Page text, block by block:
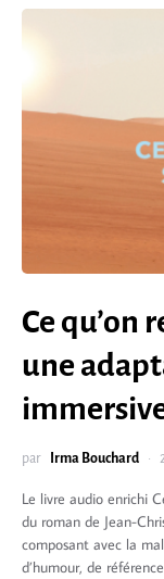
Ce qu’on
une
par Irma Bouchard
Le livre audio enrichi
du roman de Jean-
composant avec la
d’humour, de